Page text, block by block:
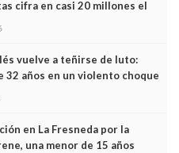
cifra en casi 20 millones el
que no cabían por los
vuelve a teñirse de luto:
32 años en un violento choque
en La Fresneda por la
una menor de 15 años